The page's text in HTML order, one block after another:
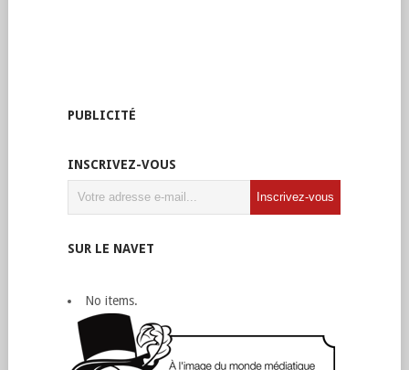
PUBLICITÉ
INSCRIVEZ-VOUS
SUR LE NAVET
No items.